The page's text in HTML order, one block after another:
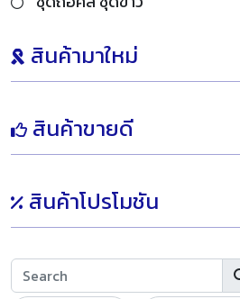
สินค้ามาใหม่
สินค้าขายดี
สินค้าโปรโมชัน